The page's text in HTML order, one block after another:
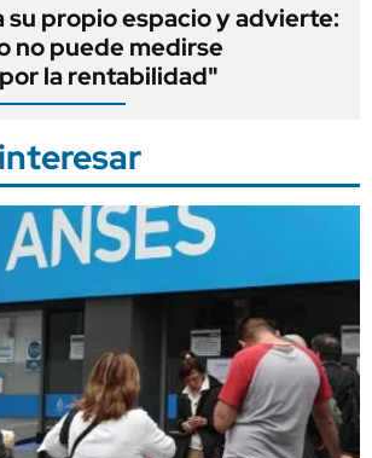
su propio espacio y advierte:
no puede medirse
la rentabilidad"